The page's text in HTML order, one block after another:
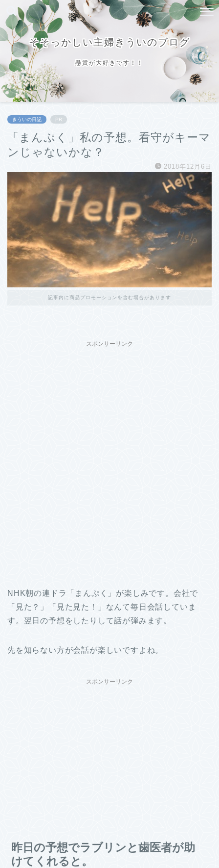
そそっかしい主婦きういのブログ
懸賞が大好きです！！
きういの日記 PR
「まんぷく」私の予想。看守がキーマ
ンじゃないかな？
2018年12月6日
記事内に商品プロモーションを含む場合があります
スポンサーリンク
NHK朝の連ドラ「まんぷく」が楽しみです。会社で
「見た？」「見た見た！」なんて毎日会話していま
す。翌日の予想をしたりして話が弾みます。
先を知らない方が会話が楽しいですよね。
スポンサーリンク
昨日の予想でラブリンと歯医者が助
けてくれると。